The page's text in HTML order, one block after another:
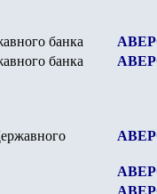
банка
банка